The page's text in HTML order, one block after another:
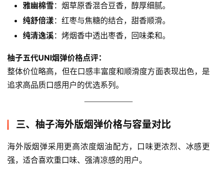
雅幽棉雪 ：烟草原香混合豆香，醇厚细腻。
纯舒倍漾：红枣与焦糖的结合，甜香顺滑。
纯清逸溪：烤烟香中透出枣香，回味柔和。
柚子五代UNI烟弹价格点评：
整体价位略高，但在口感丰富度和顺滑度方面表现出色，是
追求高品质口感用户的优选系列。
三、柚子海外版烟弹价格与容量对比
海外版烟弹采用更高浓度烟油配方，口味更浓烈、冰感更
强，适合喜欢重口味、强清凉感的用户。